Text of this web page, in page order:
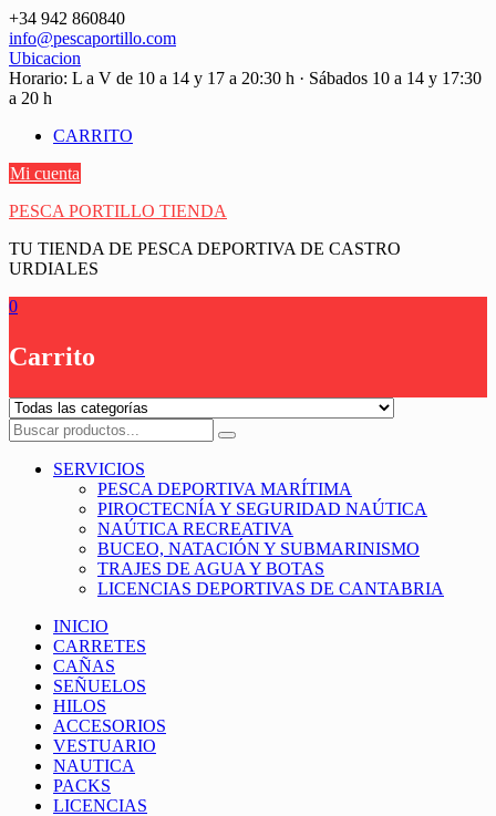
Saltar
contenido
+34 942 860840
info@pescaportillo.com
Ubicacion
Horario: L a V de 10 a 14 y 17 a 20:30 h · Sábados 10 a 14 y 17:30
a 20 h
CARRITO
Mi cuenta
PESCA PORTILLO TIENDA
TU TIENDA DE PESCA DEPORTIVA DE CASTRO
URDIALES
0
Carrito
SERVICIOS
PESCA DEPORTIVA MARÍTIMA
PIROCTECNÍA Y SEGURIDAD NAÚTICA
NAÚTICA RECREATIVA
BUCEO, NATACIÓN Y SUBMARINISMO
TRAJES DE AGUA Y BOTAS
LICENCIAS DEPORTIVAS DE CANTABRIA
INICIO
CARRETES
CAÑAS
SEÑUELOS
HILOS
ACCESORIOS
VESTUARIO
NAUTICA
PACKS
LICENCIAS